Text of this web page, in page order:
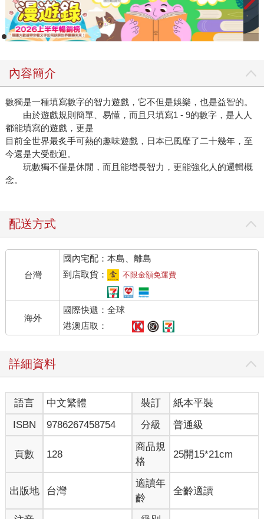
內容簡介
數獨是一種填寫數字的智力遊戲，它不但是娛樂，也是益智的。
由於遊戲規則簡單、易懂，而且只填寫1 - 9的數字，是人人
都能填寫的遊戲，更是
目前全世界最炙手可熱的趣味遊戲，日本已風靡了二十幾年，至
今還是大受歡迎。
玩數獨不僅是休閒，而且能增長智力，更能強化人的邏輯概
念。
配送方式
台灣
國內宅配：本島、離島
到店取貨：
不限金額免運費
海外
國際快遞：全球
港澳店取：
詳細資料
語言 中文繁體 裝訂
紙本平裝
ISBN
9786267458754 分級 普通級
頁數 128
商品規
格
25開15*21cm
出版地 台灣
適讀年
齡
全齡適讀